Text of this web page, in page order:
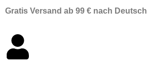
Gratis Versand ab 99 € nach